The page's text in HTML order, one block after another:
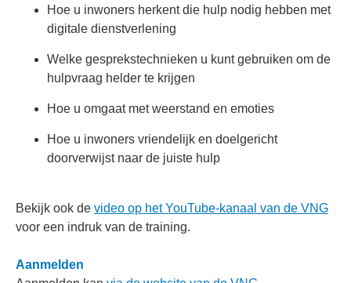
Hoe u inwoners herkent die hulp nodig hebben met
digitale dienstverlening
Welke gesprekstechnieken u kunt gebruiken om de
hulpvraag helder te krijgen
Hoe u omgaat met weerstand en emoties
Hoe u inwoners vriendelijk en doelgericht
doorverwijst naar de juiste hulp
Bekijk ook de video op het YouTube-kanaal van de VNG
voor een indruk van de training.
Aanmelden